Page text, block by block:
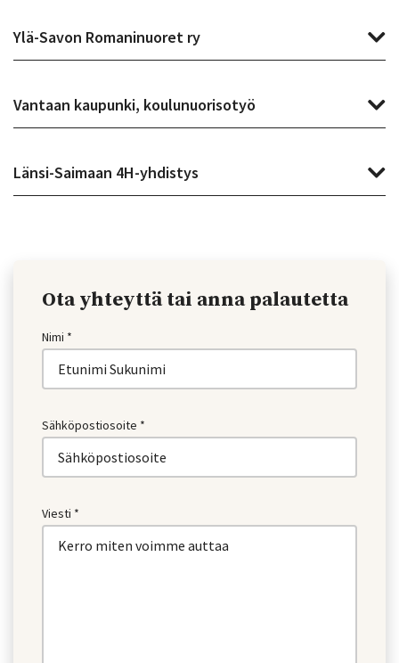
Ylä-Savon Romaninuoret ry
Vantaan kaupunki, koulunuorisotyö
Länsi-Saimaan 4H-yhdistys
Ota yhteyttä tai anna palautetta
Nimi *
Sähköpostiosoite *
Viesti *